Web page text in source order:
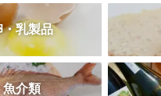
・乳製品
魚介類